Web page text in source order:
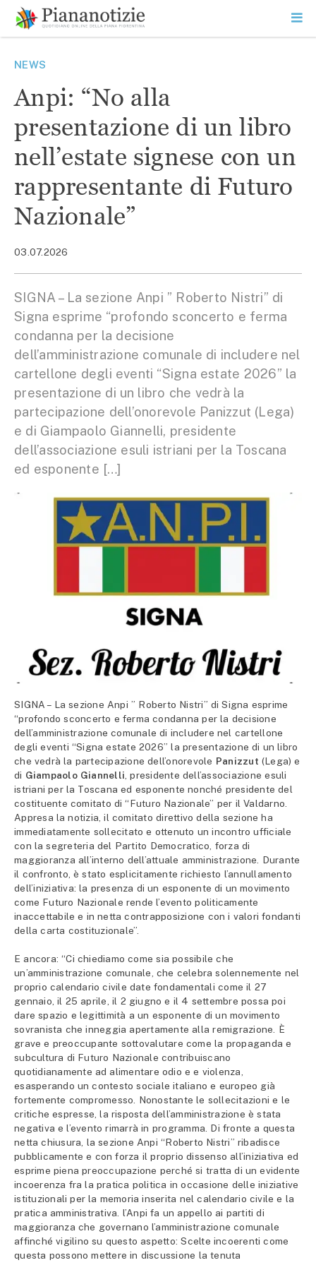
contenuto
SEARCH
NEWS
Anpi: “No alla
presentazione di un libro
nell’estate signese con un
rappresentante di Futuro
Nazionale”
03.07.2026
SIGNA – La sezione Anpi ” Roberto Nistri” di
Signa esprime “profondo sconcerto e ferma
condanna per la decisione
dell’amministrazione comunale di includere nel
cartellone degli eventi “Signa estate 2026” la
presentazione di un libro che vedrà la
partecipazione dell’onorevole Panizzut (Lega)
e di Giampaolo Giannelli, presidente
dell’associazione esuli istriani per la Toscana
ed esponente […]
SIGNA – La sezione Anpi ” Roberto Nistri” di Signa esprime
“profondo sconcerto e ferma condanna per la decisione
dell’amministrazione comunale di includere nel cartellone
degli eventi “Signa estate 2026” la presentazione di un libro
che vedrà la partecipazione dell’onorevole Panizzut (Lega) e
di Giampaolo Giannelli, presidente dell’associazione esuli
istriani per la Toscana ed esponente nonché presidente del
costituente comitato di “Futuro Nazionale” per il Valdarno.
Appresa la notizia, il comitato direttivo della sezione ha
immediatamente sollecitato e ottenuto un incontro ufficiale
con la segreteria del Partito Democratico, forza di
maggioranza all’interno dell’attuale amministrazione. Durante
il confronto, è stato esplicitamente richiesto l’annullamento
dell’iniziativa: la presenza di un esponente di un movimento
come Futuro Nazionale rende l’evento politicamente
inaccettabile e in netta contrapposizione con i valori fondanti
della carta costituzionale”.
E ancora: “Ci chiediamo come sia possibile che
un’amministrazione comunale, che celebra solennemente nel
proprio calendario civile date fondamentali come il 27
gennaio, il 25 aprile, il 2 giugno e il 4 settembre possa poi
dare spazio e legittimità a un esponente di un movimento
sovranista che inneggia apertamente alla remigrazione. È
grave e preoccupante sottovalutare come la propaganda e
subcultura di Futuro Nazionale contribuiscano
quotidianamente ad alimentare odio e e violenza,
esasperando un contesto sociale italiano e europeo già
fortemente compromesso. Nonostante le sollecitazioni e le
critiche espresse, la risposta dell’amministrazione è stata
negativa e l’evento rimarrà in programma. Di fronte a questa
netta chiusura, la sezione Anpi “Roberto Nistri” ribadisce
pubblicamente e con forza il proprio dissenso all’iniziativa ed
esprime piena preoccupazione perché si tratta di un evidente
incoerenza fra la pratica politica in occasione delle iniziative
istituzionali per la memoria inserita nel calendario civile e la
pratica amministrativa. l’Anpi fa un appello ai partiti di
maggioranza che governano l’amministrazione comunale
affinché vigilino su questo aspetto: Scelte incoerenti come
questa possono mettere in discussione la tenuta